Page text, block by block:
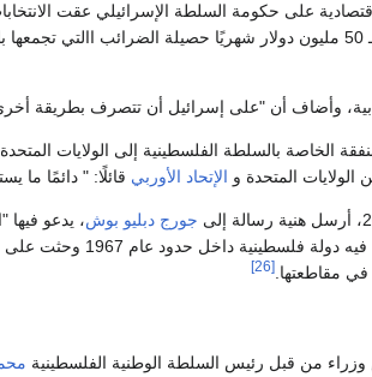
على حكومة السلطة الإسرائيلي عقت
إسرائيل ولن تحول إلى السلطة الفلسطينية ما يقدر بـ 50 مليون دولار
وأضاف أن "على إسرائيل أن تتصرف بطريقة
الخاصة بالسلطة الفلسطينية إلى الولايات
المتحدة و الإتحاد الأوربي قائلًا: " دائمًا
جورج دبليو بوش، يدعو
هدنة طويلة الأمد مع
مقاطعتها. [26]
من قبل رئيس السلطة الوطنية الفلسطينية